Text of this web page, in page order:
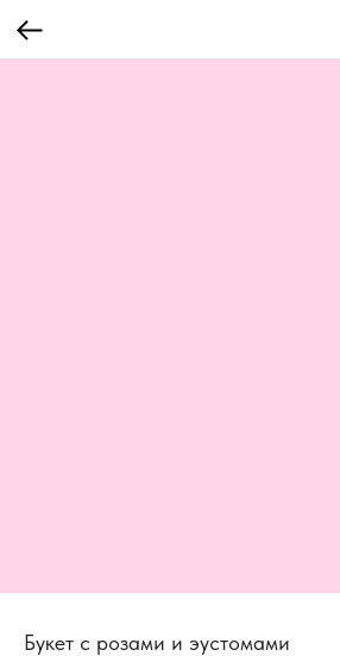
Букет с розами и эустомами